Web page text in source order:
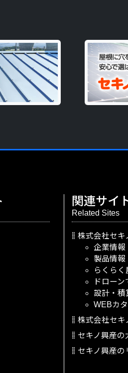
関連サイ
Related Sites
株式会社セキ
企業情報
製品情報
らくら
ドロー
設計・積
WEBカ
株式会社セキ
セキノ興産の
セキノ興産の